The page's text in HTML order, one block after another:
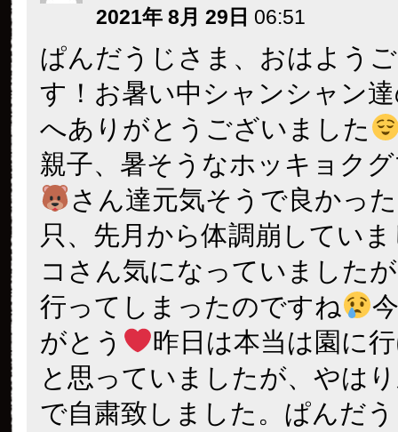
2021年 8月 29日 06:51
ぱんだうじさま、おはよう
す！お暑い中シャンシャン
へありがとうございました
親子、暑そうなホッキョク
さん達元気そうで良かっ
只、先月から体調崩してい
コさん気になっていました
行ってしまったのですね
がとう
昨日は本当は園に
と思っていましたが、やは
で自粛致しました。ぱんだ